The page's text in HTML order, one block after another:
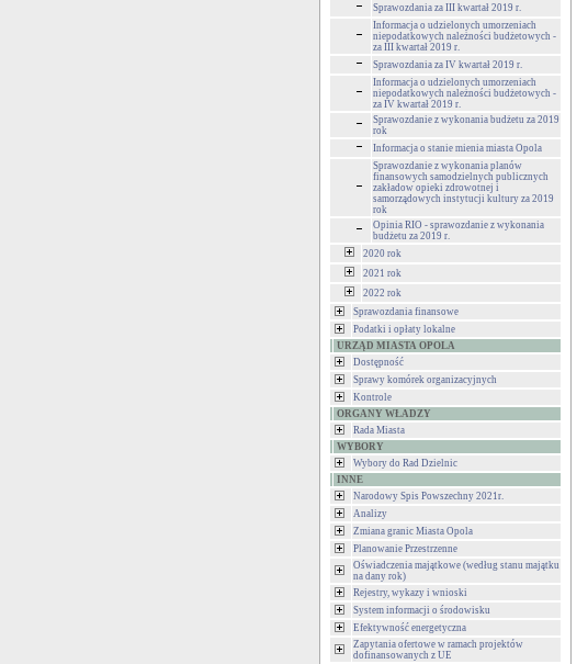
Sprawozdania za III kwartał 2019 r.
Informacja o udzielonych umorzeniach
niepodatkowych należności budżetowych -
za III kwartał 2019 r.
Sprawozdania za IV kwartał 2019 r.
Informacja o udzielonych umorzeniach
niepodatkowych należności budżetowych -
za IV kwartał 2019 r.
Sprawozdanie z wykonania budżetu za 2019
rok
Informacja o stanie mienia miasta Opola
Sprawozdanie z wykonania planów
finansowych samodzielnych publicznych
zakładow opieki zdrowotnej i
samorządowych instytucji kultury za 2019
rok
Opinia RIO - sprawozdanie z wykonania
budżetu za 2019 r.
2020 rok
2021 rok
2022 rok
Sprawozdania finansowe
Podatki i opłaty lokalne
URZĄD MIASTA OPOLA
Dostępność
Sprawy komórek organizacyjnych
Kontrole
ORGANY WŁADZY
Rada Miasta
WYBORY
Wybory do Rad Dzielnic
INNE
Narodowy Spis Powszechny 2021r.
Analizy
Zmiana granic Miasta Opola
Planowanie Przestrzenne
Oświadczenia majątkowe (według stanu majątku
na dany rok)
Rejestry, wykazy i wnioski
System informacji o środowisku
Efektywność energetyczna
Zapytania ofertowe w ramach projektów
dofinansowanych z UE